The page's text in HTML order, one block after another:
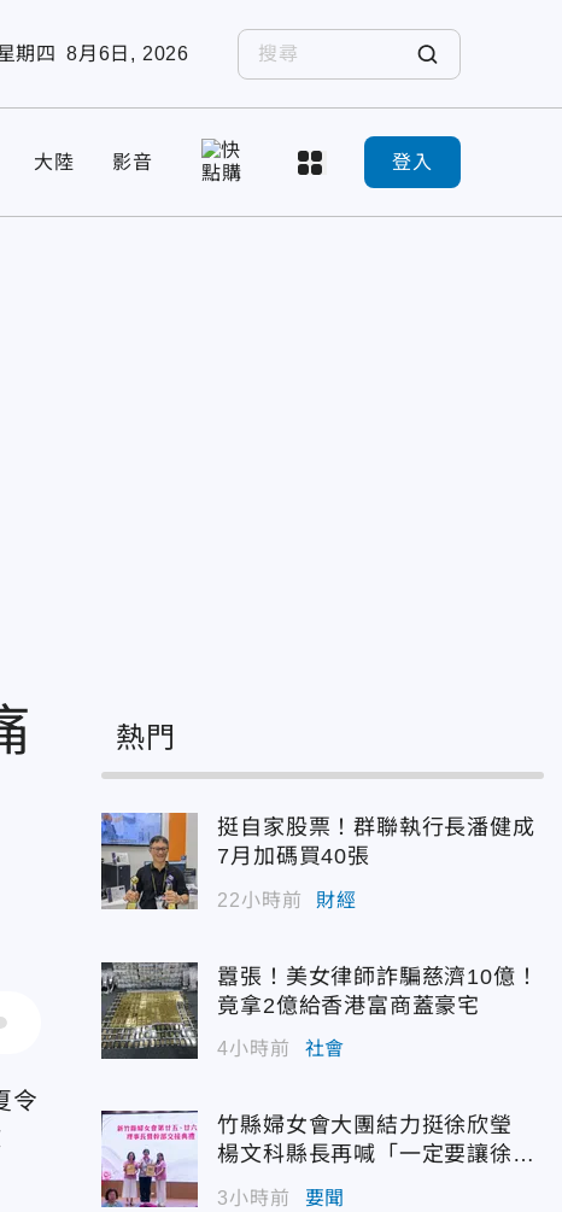
期四 8月6日, 2026
大陸 影音 登入
令
熱門
挺自家股票！群聯執行長潘健成
7月加碼買40張
22小時前 財經
囂張！美女律師詐騙慈濟10億！
竟拿2億給香港富商蓋豪宅
4小時前 社會
竹縣婦女會大團結力挺徐欣瑩
楊文科縣長再喊「一定要讓徐欣
瑩當選」
3小時前 要聞